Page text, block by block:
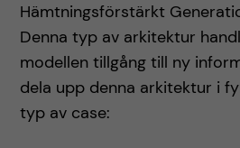
Hämtningsförstärkt
Denna typ av arkitektur
modellen tillgång till ny
dela upp denna arkitektur i
typ av case: